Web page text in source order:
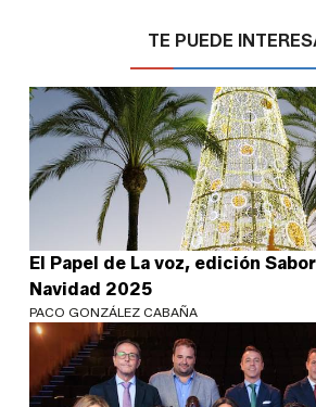
TE PUEDE
El Papel de La voz, edición
Navidad 2025
PACO GONZÁLEZ CABAÑA